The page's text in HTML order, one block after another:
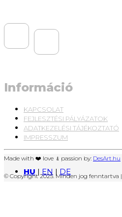
HU | EN | DE
Információ
KAPCSOLAT
FEJLESZTÉSI PÁLYÁZATOK
ADATKEZELÉSI TÁJÉKOZTATÓ
IMPRESSZUM
Made with ❤️ love ﹠passion by: DesArt.hu
© Copyright 2025. Minden jog fenntartva |